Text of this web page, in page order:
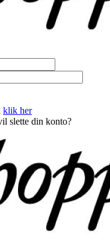
klik her
slette din konto?